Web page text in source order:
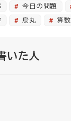
今日の問題
烏丸 算数
いた人